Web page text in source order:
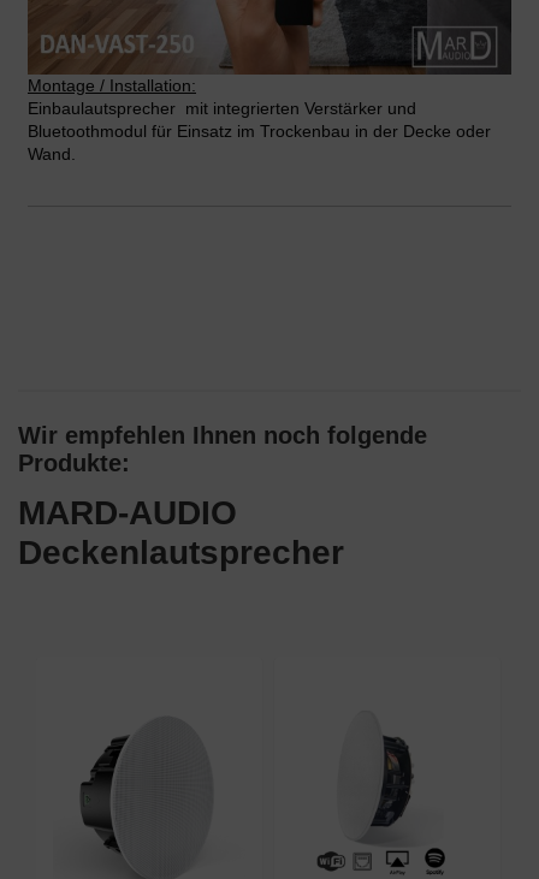
Montage / Installation:
Einbaulautsprecher mit integrierten Verstärker und
Bluetoothmodul für Einsatz im Trockenbau in der Decke oder
Wand.
Wir empfehlen Ihnen noch folgende
Produkte:
MARD-AUDIO
Deckenlautsprecher